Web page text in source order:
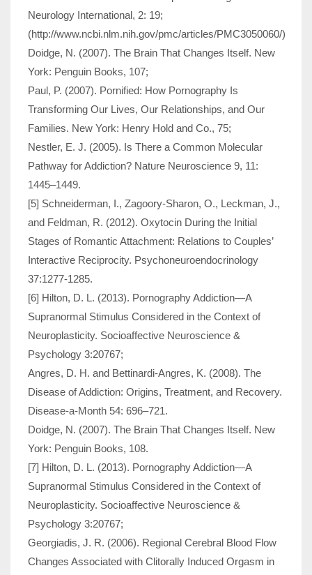
Neurology International, 2: 19;
(http://www.ncbi.nlm.nih.gov/pmc/articles/PMC3050060/)
Doidge, N. (2007). The Brain That Changes Itself. New
York: Penguin Books, 107;
Paul, P. (2007). Pornified: How Pornography Is
Transforming Our Lives, Our Relationships, and Our
Families. New York: Henry Hold and Co., 75;
Nestler, E. J. (2005). Is There a Common Molecular
Pathway for Addiction? Nature Neuroscience 9, 11:
1445–1449.
[5] Schneiderman, I., Zagoory-Sharon, O., Leckman, J.,
and Feldman, R. (2012). Oxytocin During the Initial
Stages of Romantic Attachment: Relations to Couples’
Interactive Reciprocity. Psychoneuroendocrinology
37:1277-1285.
[6] Hilton, D. L. (2013). Pornography Addiction—A
Supranormal Stimulus Considered in the Context of
Neuroplasticity. Socioaffective Neuroscience &
Psychology 3:20767;
Angres, D. H. and Bettinardi-Angres, K. (2008). The
Disease of Addiction: Origins, Treatment, and Recovery.
Disease-a-Month 54: 696–721.
Doidge, N. (2007). The Brain That Changes Itself. New
York: Penguin Books, 108.
[7] Hilton, D. L. (2013). Pornography Addiction—A
Supranormal Stimulus Considered in the Context of
Neuroplasticity. Socioaffective Neuroscience &
Psychology 3:20767;
Georgiadis, J. R. (2006). Regional Cerebral Blood Flow
Changes Associated with Clitorally Induced Orgasm in